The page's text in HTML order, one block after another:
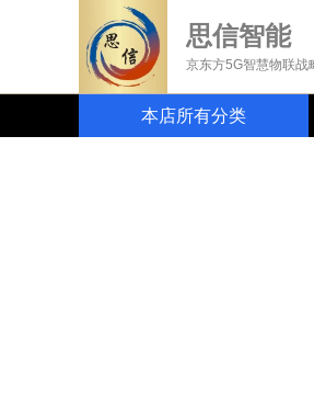
思信智能
京东方5G智慧物联战
本店所有分类